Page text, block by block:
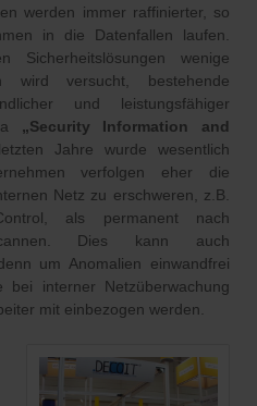
werden immer raffinierter, so
in die Datenfallen laufen.
wenige
wird versucht, bestehende
und leistungsfähiger
„Security Information and
Jahre wurde wesentlich
verfolgen eher die
Netz zu erschweren, z.B.
als permanent nach
Dies kann auch
um Anomalien einwandfrei
interner Netzüberwachung
mit einbezogen werden.